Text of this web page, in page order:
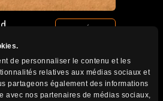
de personnaliser le contenu et les
relatives aux médias sociaux et
partageons également des informations
avec nos partenaires de médias sociaux,
: 12 au 28 octobre 2026